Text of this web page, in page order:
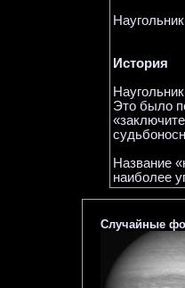
История
Это было
Название
наиболее
Случайные